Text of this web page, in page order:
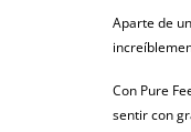
Aparte de un
Con Pure
sentir con